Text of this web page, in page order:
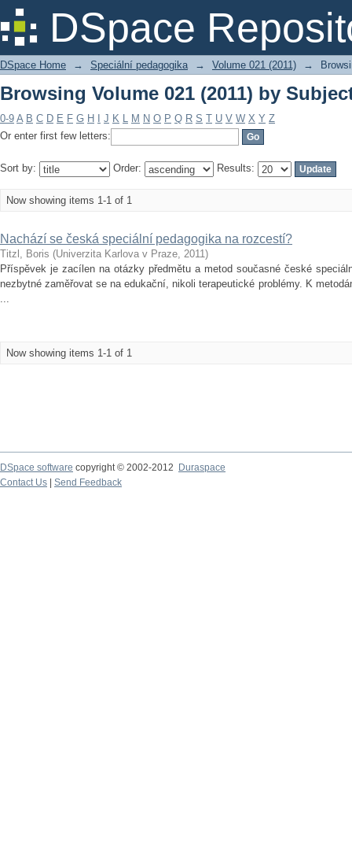
DSpace
Browsing Volume 021 (2011) by
DSpace Home → Speciální pedagogika → Volume 021 (2011) →
Browsing Volume 021 (2011) by
0-9 A B C D E F G H J K L M N O P Q R S T U V W X Y Z
Or enter first few letters:
Sort by: Order: Results:
Now showing items 1-1 of 1
Nachází se česká speciální pedagogika na rozcestí?
Titzl, Boris (Univerzita Karlova v Praze, 2011)
Příspěvek je zacílen na otázky předmětu a metod současné české
nezbytné zaměřovat se na edukační, nikoli terapeutické problémy. K
...
Now showing items 1-1 of 1
DSpace software copyright © 2002-2012
Duraspace
Contact Us
Send Feedback